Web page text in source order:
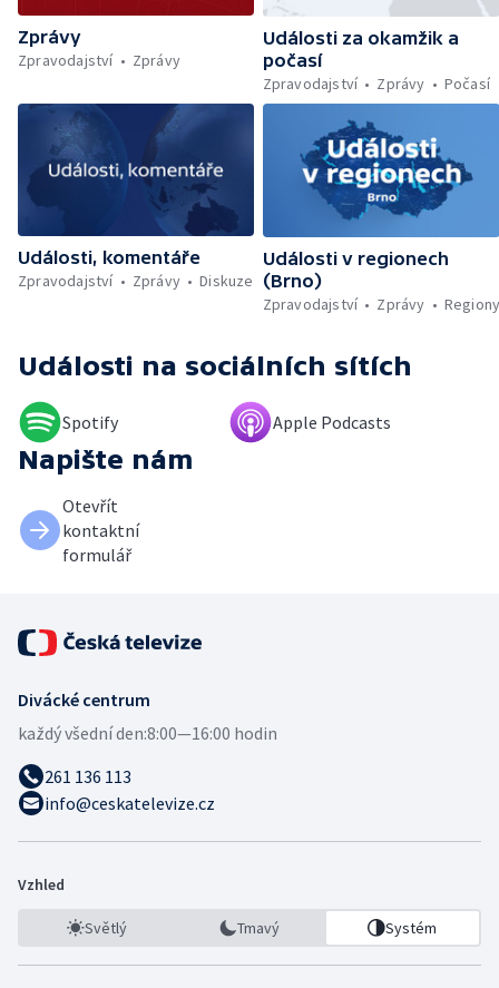
holocaustu — Sucho a nedostatek vody —
Dopravní komplikace v Ostravě —
Rekonstrukce vily Marty po požáru
Zprávy
Zpravodajství
Zprávy
Události za okamžik a
počasí
Zpravodajství
Zprávy Počasí
Události, komentáře
Zpravodajství
Zprávy Diskuze
Události v regionech
(Brno)
Zpravodajství
Zprávy
Události na sociálních sítích
Spotify Apple Podcasts
Napište nám
Otevřít
kontaktní
formulář
Divácké centrum
každý všední den:8:00—16:00 hodin
261 136 113
info@ceskatelevize.cz
Vzhled
Světlý Tmavý Systém